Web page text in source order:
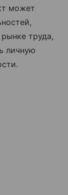
может
труда,
личную